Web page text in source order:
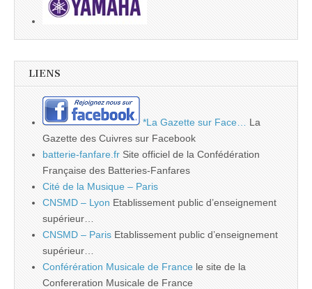
LIENS
*La Gazette sur Face…
La
Gazette des Cuivres sur Facebook
batterie-fanfare.fr Site officiel de la Confédération
Française des Batteries-Fanfares
Cité de la Musique – Paris
CNSMD – Lyon Etablissement public d’enseignement
supérieur…
CNSMD – Paris Etablissement public d’enseignement
supérieur…
Conférération Musicale de France le site de la
Confereration Musicale de France